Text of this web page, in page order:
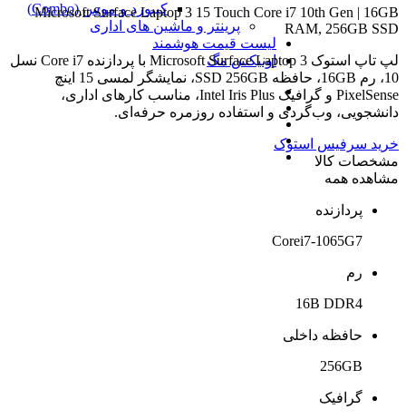
کیبورد و موس (Combo)
پرینتر و ماشین های اداری
لیست قیمت هوشمند
اونیکس مگ
Microsoft Surface Laptop 3 15 Touch Core i7 10th Gen | 16GB
RAM, 256GB SSD
لپ تاپ استوک Microsoft Surface Laptop 3 با پردازنده Core i7 نسل
10، رم 16GB، حافظه SSD 256GB، نمایشگر لمسی 15 اینچ
PixelSense و گرافیک Intel Iris Plus، مناسب کارهای اداری،
دانشجویی، وب‌گردی و استفاده روزمره حرفه‌ای.
خرید سرفیس استوک
مشخصات کالا
مشاهده همه
پردازنده
Corei7-1065G7
رم
16B DDR4
حافظه داخلی
256GB
گرافیک